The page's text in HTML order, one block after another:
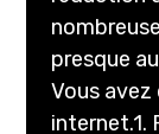
presque
Vous avez
internet.1.